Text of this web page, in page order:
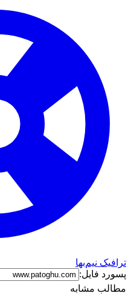
نیم‌بها
فایل:
مشابه